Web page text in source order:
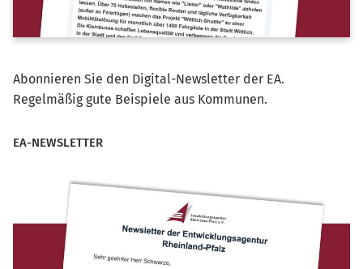
Abonnieren Sie den Digital-Newsletter der EA.
Regelmäßig gute Beispiele aus Kommunen.
EA-NEWSLETTER